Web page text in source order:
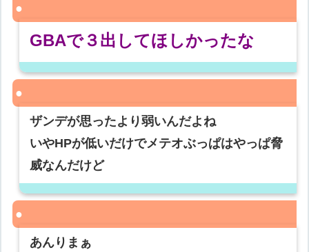
GBAで３出してほしかったな
ザンデが思ったより弱いんだよね
いやHPが低いだけでメテオぶっぱはやっぱ脅
威なんだけど
あんりまぁ